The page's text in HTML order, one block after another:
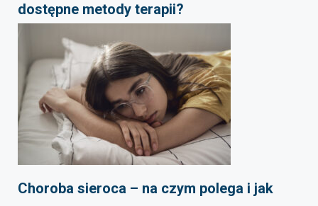
dostępne metody terapii?
Choroba sieroca – na czym polega i jak